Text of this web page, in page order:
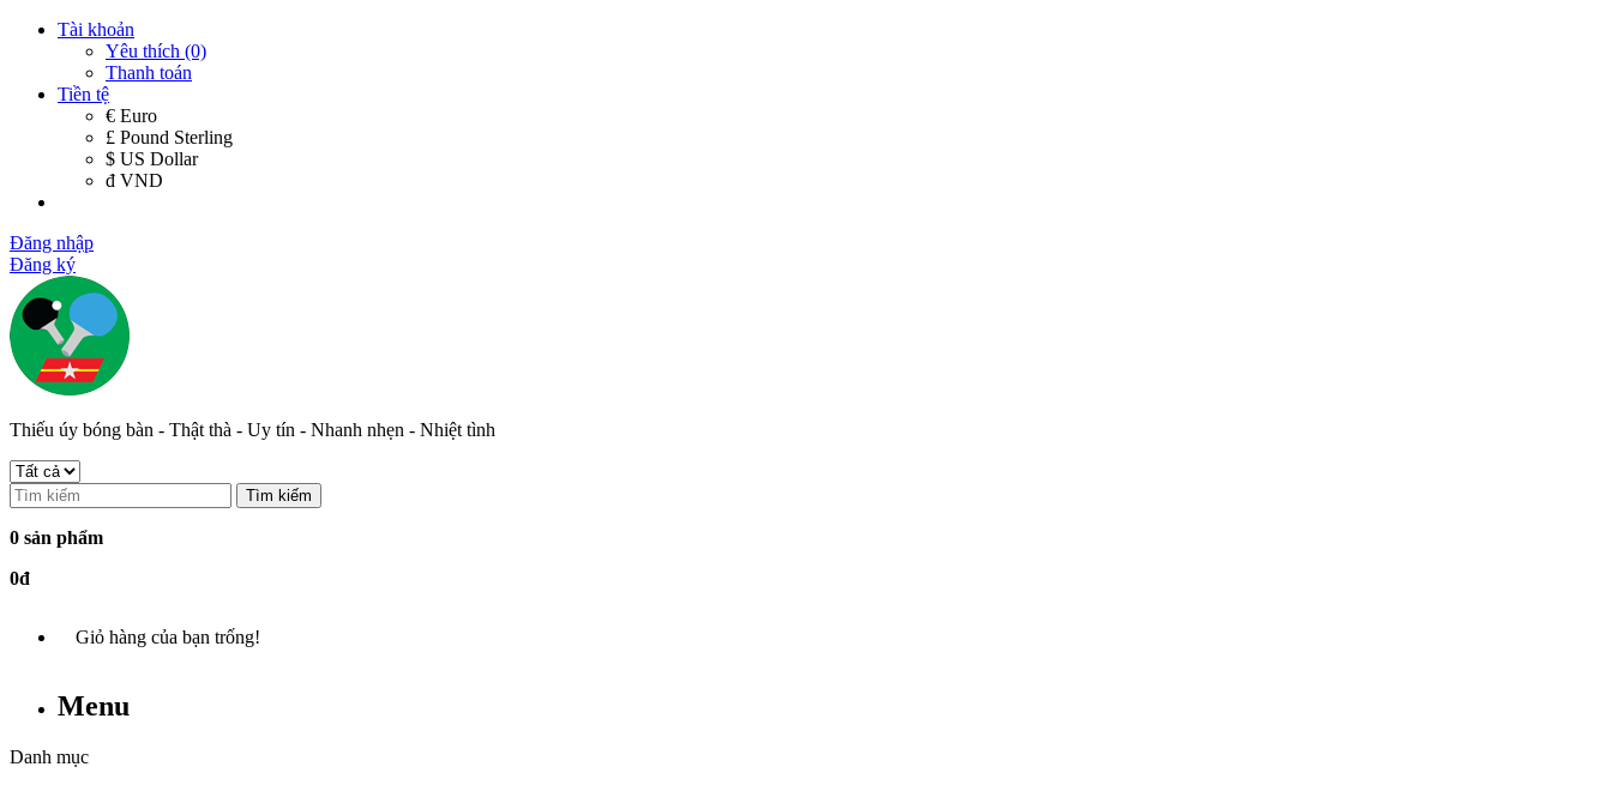
Tài khoản
Yêu thích (0)
Thanh toán
Tiền tệ
€ Euro
£ Pound Sterling
$ US Dollar
đ VND
Đăng nhập
Đăng ký
Thiếu úy bóng bàn - Thật thà - Uy tín - Nhanh nhẹn - Nhiệt tình
Tìm kiếm
0 sản phẩm
0đ
Giỏ hàng của bạn trống!
Menu
Danh mục